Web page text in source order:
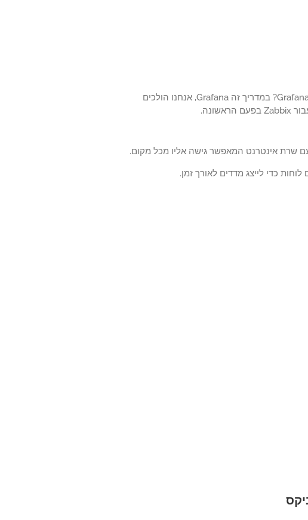
האם בדעתך ללמוד כיצד לבצע שילוב Grafana Zabbix באמצעות תוספים Grafana? במדריך זה Grafana, אנחנו הולכים